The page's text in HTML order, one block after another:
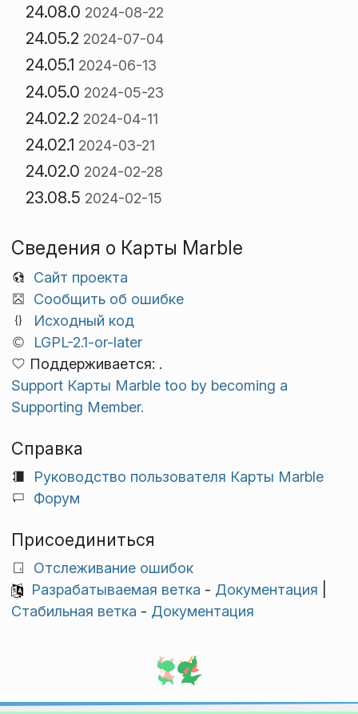
24.08.0 2024-08-22
24.05.2 2024-07-04
24.05.1 2024-06-13
24.05.0 2024-05-23
24.02.2 2024-04-11
24.02.1 2024-03-21
24.02.0 2024-02-28
23.08.5 2024-02-15
Сведения о Карты Marble
Сайт проекта
Сообщить об ошибке
Исходный код
LGPL-2.1-or-later
Поддерживается: .
Support Карты Marble too by becoming a
Supporting Member.
Справка
Руководство пользователя Карты Marble
Форум
Присоединиться
Отслеживание ошибок
Разрабатываемая ветка - Документация
Стабильная ветка - Документация